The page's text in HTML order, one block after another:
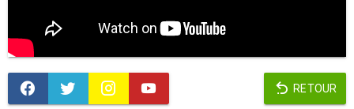
RETOUR